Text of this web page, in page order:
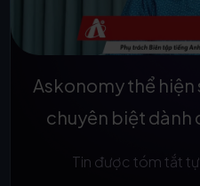
Askonomy thể hiện
chuyên biệt dành
Tin được tóm tắt